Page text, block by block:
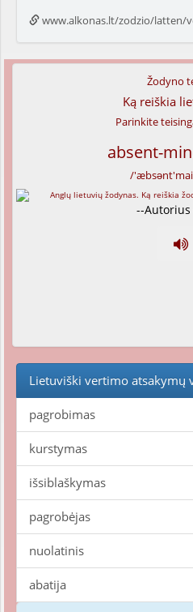
www.alkonas.lt/zodzio/latten/
Žodyno
Ką reiškia
Parinkite
absent-
/
--Autorius
Lietuviški vertimo atsakymų
pagrobimas
kurstymas
išsiblaškymas
pagrobėjas
nuolatinis
abatija